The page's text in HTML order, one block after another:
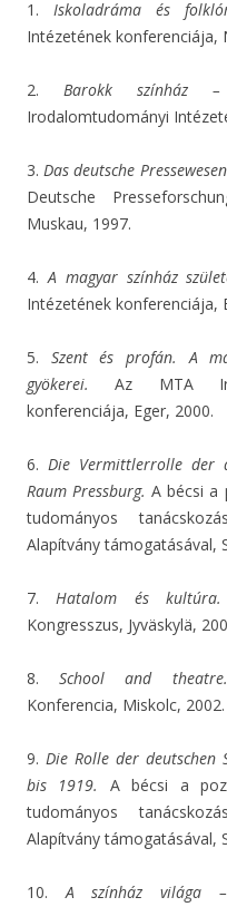
1. Iskoladráma és
Intézetének konferenciája,
2.Barokk színház
Irodalomtudományi
3.Das deutsche
Deutsche
Muskau, 1997.
4.A magyar színház
Intézetének konferenciája,
5. Szent és profán. A
gyökerei.
Az MTA
konferenciája, Eger, 2000.
6. Die Vermittlerrolle der
Raum Pressburg. A bécsi a
tudományos
Alapítvány támogatásával,
7.Hatalom és kultúra.
Kongresszus, Jyväskylä,
8.School and theatre.
Konferencia, Miskolc, 2002.
9. Die Rolle der deutschen
bis 1919.
A bécsi a
tudományos
Alapítvány támogatásával,
10.A színház világa